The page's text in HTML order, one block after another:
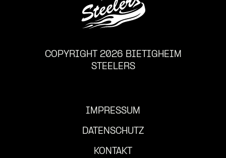
COPYRIGHT 2026 BIETIGHEIM
STEELERS
IMPRESSUM
DATENSCHUTZ
KONTAKT